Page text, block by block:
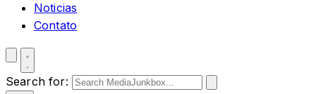
Noticias
Contato
Search for: